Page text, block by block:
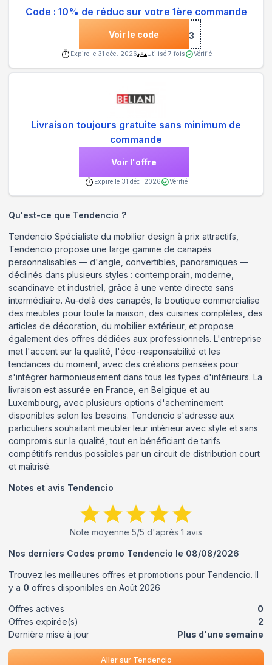
Code : 10% de réduc sur votre 1ère commande
Voir le code ***3
Expire le 31 déc. 2026 Utilisé 7 fois Vérifié
Livraison toujours gratuite sans minimum de
commande
Voir l'offre
Expire le 31 déc. 2026 Vérifié
Qu'est-ce que Tendencio ?
Tendencio Spécialiste du mobilier design à prix attractifs,
Tendencio propose une large gamme de canapés
personnalisables — d'angle, convertibles, panoramiques —
déclinés dans plusieurs styles : contemporain, moderne,
scandinave et industriel, grâce à une vente directe sans
intermédiaire. Au-delà des canapés, la boutique commercialise
des meubles pour toute la maison, des cuisines complètes, des
articles de décoration, du mobilier extérieur, et propose
également des offres dédiées aux professionnels. L'entreprise
met l'accent sur la qualité, l'éco-responsabilité et les
tendances du moment, avec des créations pensées pour
s'intégrer harmonieusement dans tous les types d'intérieurs. La
livraison est assurée en France, en Belgique et au
Luxembourg, avec plusieurs options d'acheminement
disponibles selon les besoins. Tendencio s'adresse aux
particuliers souhaitant meubler leur intérieur avec style et sans
compromis sur la qualité, tout en bénéficiant de tarifs
compétitifs rendus possibles par un circuit de distribution court
et maîtrisé.
Notes et avis Tendencio
Note moyenne 5/5 d'après 1 avis
Nos derniers Codes promo Tendencio le 08/08/2026
Trouvez les meilleures offres et promotions pour Tendencio. Il
y a 0 offres disponibles en Août 2026
Offres actives
0
Offres expirée(s)
2
Dernière mise à jour
Plus d'une semaine
Aller sur Tendencio